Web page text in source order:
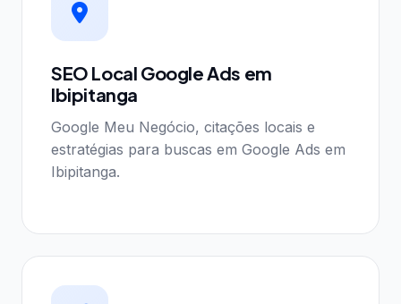
SEO Local Google Ads em
Ibipitanga
Google Meu Negócio, citações locais e
estratégias para buscas em Google Ads em
Ibipitanga.